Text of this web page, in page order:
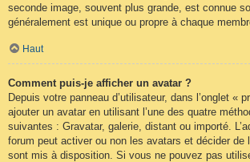
seconde image, souvent plus grande, est connue
généralement est unique ou propre à chaque
Haut
Comment puis-je afficher un avatar ?
Depuis votre panneau d’utilisateur, dans l’onglet «
ajouter un avatar en utilisant l’une des quatre
suivantes : Gravatar, galerie, distant ou importé.
forum peut activer ou non les avatars et décider de
sont mis à disposition. Si vous ne pouvez pas